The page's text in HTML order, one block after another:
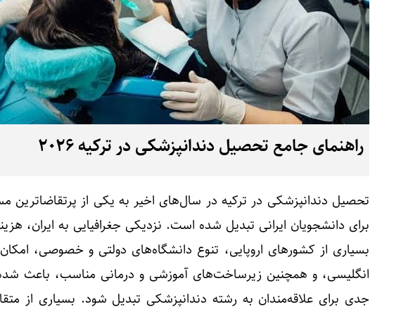
راهنمای جامع تحصیل دندانپزشکی در ترکیه ۲۰۲۶
تحصیل دندانپزشکی در ترکیه در سال‌های اخیر به یکی از
برای دانشجویان ایرانی تبدیل شده است. نزدیکی جغرافیایی به ایران،
بسیاری از کشورهای اروپایی، تنوع دانشگاه‌های دولتی و خصوصی،
انگلیسی، و همچنین زیرساخت‌های آموزشی و درمانی مناسب، باعث
جدی برای علاقه‌مندان به رشته دندانپزشکی تبدیل شود. بسیاری از